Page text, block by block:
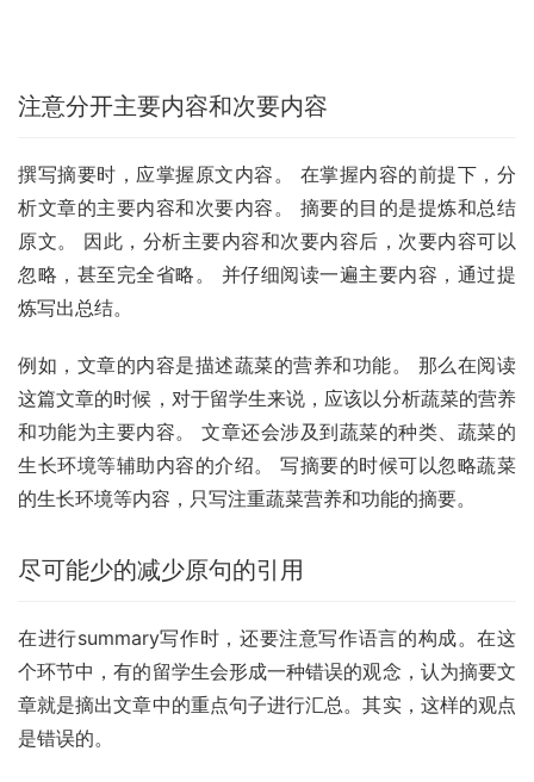
注意分开主要内容和次要内容
撰写摘要时，应掌握原文内容。 在掌握内容的前提下，分
析文章的主要内容和次要内容。 摘要的目的是提炼和总结
原文。 因此，分析主要内容和次要内容后，次要内容可以
忽略，甚至完全省略。 并仔细阅读一遍主要内容，通过提
炼写出总结。
例如，文章的内容是描述蔬菜的营养和功能。 那么在阅读
这篇文章的时候，对于留学生来说，应该以分析蔬菜的营养
和功能为主要内容。 文章还会涉及到蔬菜的种类、蔬菜的
生长环境等辅助内容的介绍。 写摘要的时候可以忽略蔬菜
的生长环境等内容，只写注重蔬菜营养和功能的摘要。
尽可能少的减少原句的引用
在进行summary写作时，还要注意写作语言的构成。在这
个环节中，有的留学生会形成一种错误的观念，认为摘要文
章就是摘出文章中的重点句子进行汇总。其实，这样的观点
是错误的。